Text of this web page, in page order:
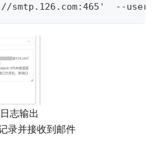
--user
志输出
录并接收到邮件